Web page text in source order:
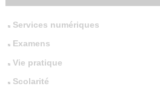
Services numériques
Examens
Vie pratique
Scolarité